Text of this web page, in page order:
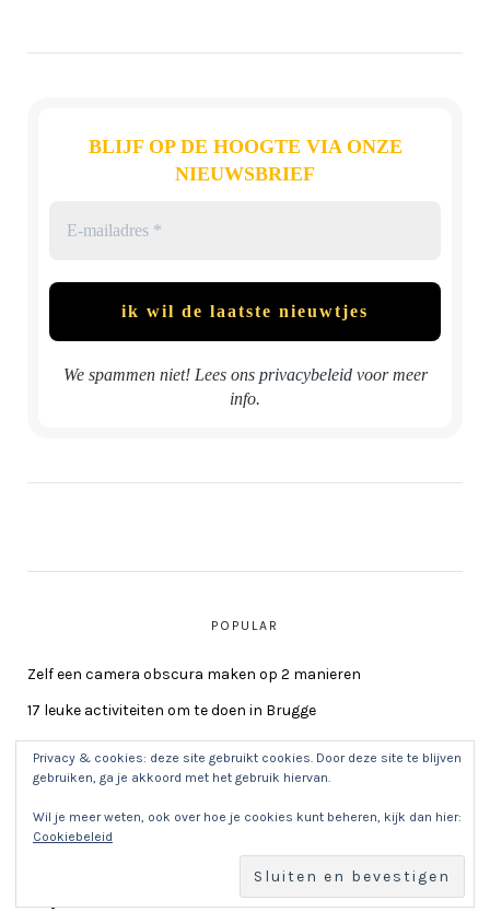
BLIJF OP DE HOOGTE VIA ONZE
NIEUWSBRIEF
We spammen niet! Lees ons privacybeleidvoor meer
info.
POPULAR
Zelf een camera obscura maken op 2 manieren
17 leuke activiteiten om te doen in Brugge
20+ Leuke activiteiten aan de Belgische kust met kinderen
31 dingen om te doen in de Kempen met kinderen
Escape room voor kinderen zelf maken : enkele tips en
ideetjes
Koksijde activiteiten met kinderen: 30+ tips voor je
Privacy & cookies: deze site gebruikt cookies. Door deze site te blijven
gebruiken, ga je akkoord met het gebruik hiervan.
Wil je meer weten, ook over hoe je cookies kunt beheren, kijk dan hier:
Cookiebeleid